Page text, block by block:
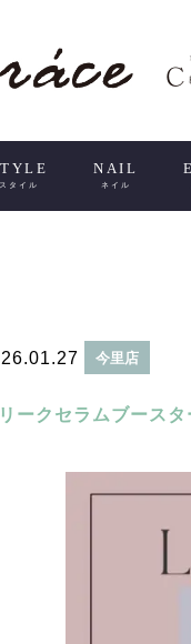
タイル
NAIL
ネイル
今里店
ークセラムブース